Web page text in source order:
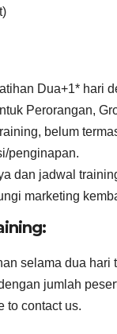
Dua+1* hari
Perorangan,
belum
penginapan.
dan jadwal
marketing
selama dua hari
jumlah
to contact us.